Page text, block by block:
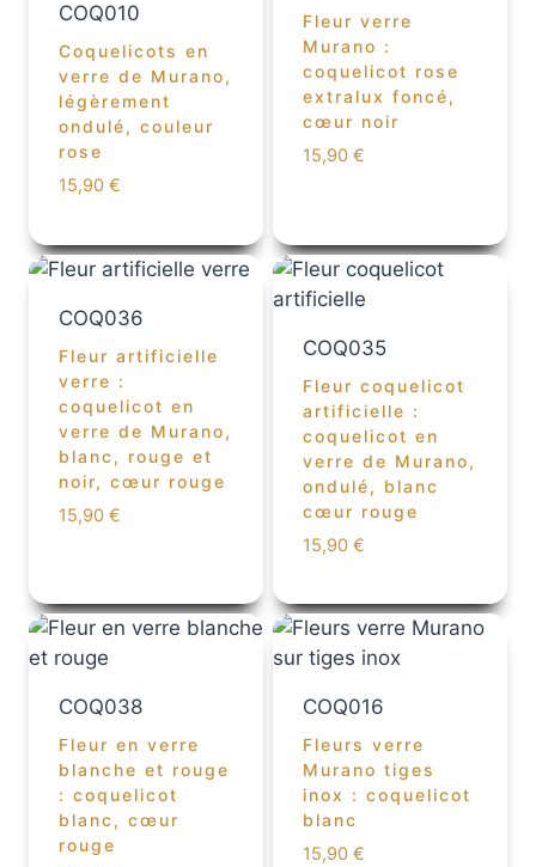
COQ010
Coquelicots en
verre de Murano,
légèrement
ondulé, couleur
rose
15,90 €
Fleur verre
Murano :
coquelicot rose
extralux foncé,
cœur noir
15,90 €
COQ036
Fleur artificielle
verre :
coquelicot en
verre de Murano,
blanc, rouge et
noir, cœur rouge
15,90 €
COQ035
Fleur coquelicot
artificielle :
coquelicot en
verre de Murano,
ondulé, blanc
cœur rouge
15,90 €
COQ038
Fleur en verre
blanche et rouge
: coquelicot
blanc, cœur
rouge
COQ016
Fleurs verre
Murano tiges
inox : coquelicot
blanc
15,90 €